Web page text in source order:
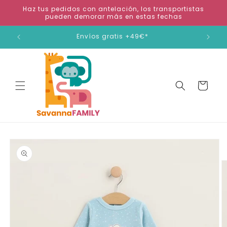
directamente
al contenido
Haz tus pedidos con antelación, los transportistas
pueden demorar más en estas fechas
Envíos gratis +49€*
Carrito
directamente
información